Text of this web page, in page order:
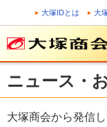
大塚IDとは 大
ニュース・
大塚商会から発信